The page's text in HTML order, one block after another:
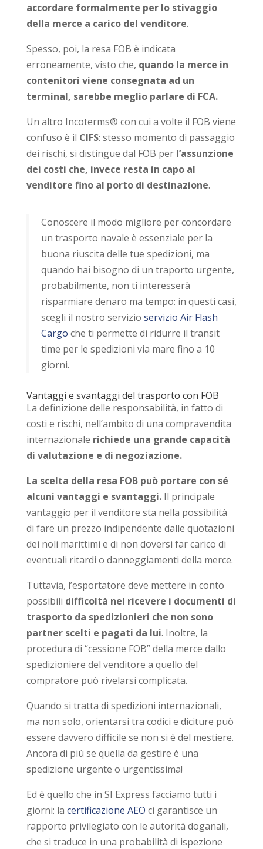
accordare formalmente per lo stivaggio
della merce a carico del venditore.
Spesso, poi, la resa FOB è indicata
erroneamente, visto che, quando la merce in
contenitori viene consegnata ad un
terminal, sarebbe meglio parlare di FCA.
Un altro Incoterms® con cui a volte il FOB viene
confuso è il CIFS: stesso momento di passaggio
dei rischi, si distingue dal FOB per l’assunzione
dei costi che, invece resta in capo al
venditore fino al porto di destinazione.
Conoscere il modo migliore per concordare
un trasporto navale è essenziale per la
buona riuscita delle tue spedizioni, ma
quando hai bisogno di un traporto urgente,
probabilmente, non ti interesserà
risparmiare denaro ma tempo: in questi casi,
scegli il nostro servizio servizio Air Flash
Cargo che ti permette di ridurre il transit
time per le spedizioni via mare fino a 10
giorni.
Vantaggi e svantaggi del trasporto con FOB
La definizione delle responsabilità, in fatto di
costi e rischi, nell’ambito di una compravendita
internazionale richiede una grande capacità
di valutazione e di negoziazione.
La scelta della resa FOB può portare con sé
alcuni vantaggi e svantaggi.Il principale
vantaggio per il venditore sta nella possibilità
di fare un prezzo indipendente dalle quotazioni
dei noli marittimi e di non doversi far carico di
eventuali ritardi o danneggiamenti della merce.
Tuttavia, l’esportatore deve mettere in conto
possibili difficoltà nel ricevere i documenti di
trasporto da spedizionieri che non sono
partner scelti e pagati da lui. Inoltre, la
procedura di “cessione FOB” della merce dallo
spedizioniere del venditore a quello del
compratore può rivelarsi complicata.
Quando si tratta di spedizioni internazionali,
ma non solo, orientarsi tra codici e diciture può
essere davvero difficile se non si è del mestiere.
Ancora di più se quella da gestire è una
spedizione urgente o urgentissima!
Ed è quello che in SI Express facciamo tutti i
giorni: la certificazione AEO ci garantisce un
rapporto privilegiato con le autorità doganali,
che si traduce in una probabilità di ispezione